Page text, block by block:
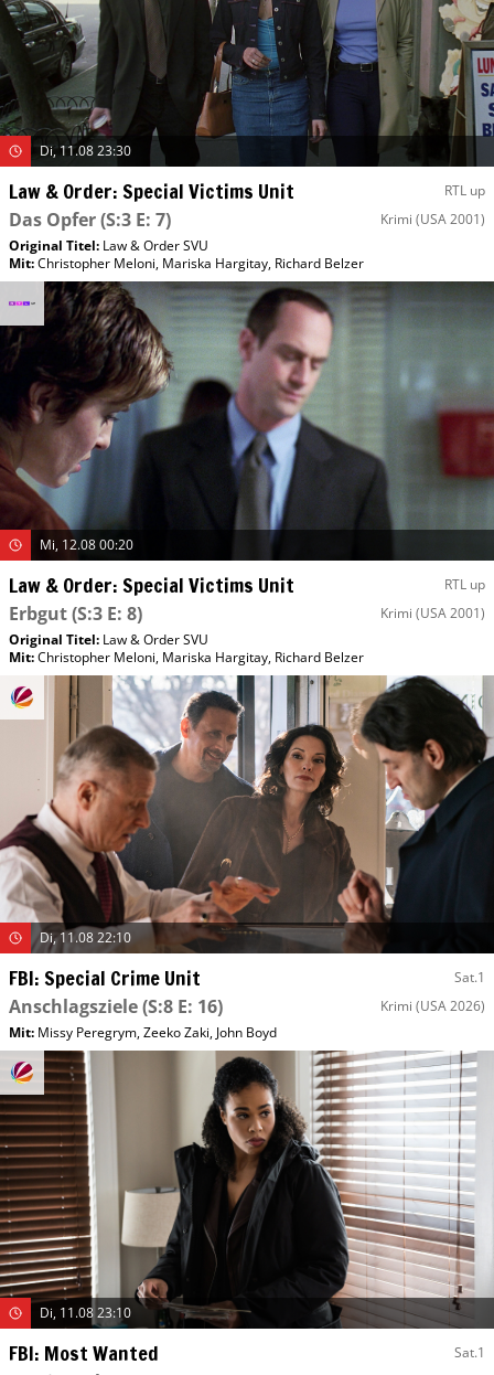
Di, 11.08 23:30
Law & Order: Special Victims Unit RTL up
Das Opfer(S:3 E: 7) Krimi (USA 2001)
Original Titel: Law & Order SVU
Mit:Christopher Meloni, Mariska Hargitay, Richard Belzer
Mi, 12.08 00:20
Law & Order: Special Victims Unit RTL up
Erbgut(S:3 E: 8) Krimi (USA 2001)
Original Titel: Law & Order SVU
Mit:Christopher Meloni, Mariska Hargitay, Richard Belzer
Di, 11.08 22:10
FBI: Special Crime Unit Sat.1
Anschlagsziele(S:8 E: 16) Krimi (USA 2026)
Mit: Missy Peregrym,Zeeko Zaki, John Boyd
Di, 11.08 23:10
FBI: Most Wanted Sat.1